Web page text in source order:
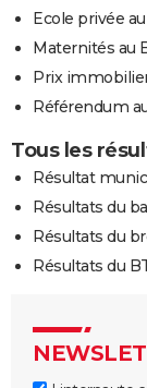
Ecole privée
Maternités au
Prix
Référendum
Tous les
Résultat
Résultats du
Résultats du
Résultats du